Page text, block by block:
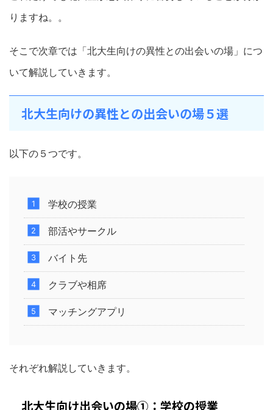
りますね。。
そこで次章では「北大生向けの異性との出会いの場」につ
いて解説していきます。
北大生向けの異性との出会いの場５選
以下の５つです。
学校の授業
部活やサークル
バイト先
クラブや相席
マッチングアプリ
それぞれ解説していきます。
北大生向け出会いの場①：学校の授業